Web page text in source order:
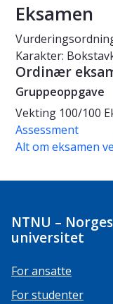
Eksamen
Karakter:
Ordinær
Gruppeoppgave
Vekting 100/100
Assessment
Alt om eksamen
NTNU –
universitet
For ansatte
For studenter